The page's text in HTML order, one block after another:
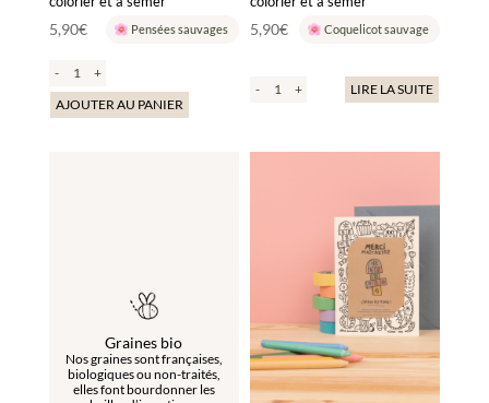
5,90€ Pensées sauvages
-
+
AJOUTER AU PANIER
5,90€ Coquelicot sauvage
- + LIRE LA SUITE
Graines bio
Nos graines sont françaises,
biologiques ou non-traités,
elles font bourdonner les